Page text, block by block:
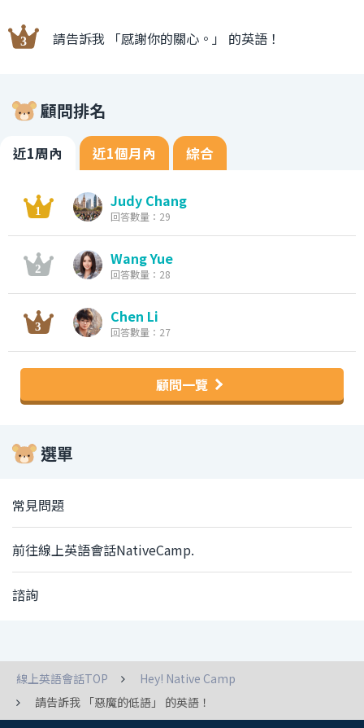
請告訴我 「感謝你的關心。」 的英語！
顧問排名
近1周內 近1個月內 綜合
Judy Chang
回答數量：29
Wang Yue
回答數量：28
Chen Li
回答數量：27
顧問一覽
選單
常見問題
前往線上英語會話NativeCamp.
諮詢
線上英語會話TOP
Hey! Native Camp
請告訴我 「惡魔的低語」 的英語！